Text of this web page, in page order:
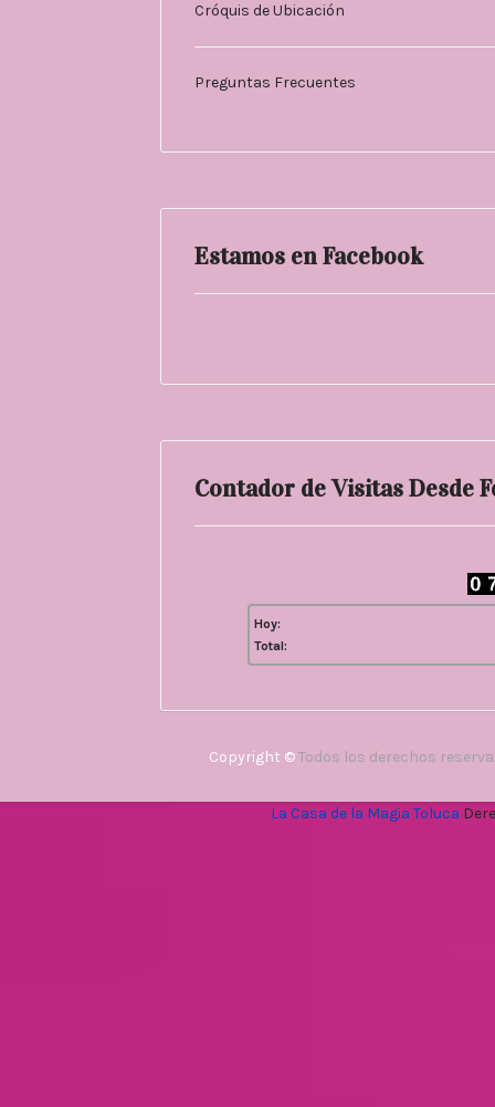
Cróquis de Ubicación
Preguntas Frecuentes
Estamos en Facebook
Contador de Visitas Desde
Hoy:
Total:
Copyright ©Todos los derechos
La Casa de la Magia Toluca